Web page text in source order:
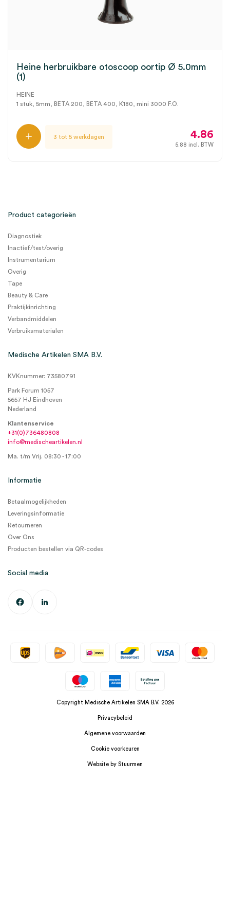
Heine herbruikbare otoscoop oortip Ø 5.0mm
(1)
HEINE
1 stuk, 5mm, BETA 200, BETA 400, K180, mini 3000 F.O.
3 tot 5 werkdagen 4.86
5.88 incl. BTW
Product categorieën
Diagnostiek
Inactief/test/overig
Instrumentarium
Overig
Tape
Beauty & Care
Praktijkinrichting
Verbandmiddelen
Verbruiksmaterialen
Medische Artikelen SMA B.V.
KVKnummer: 73580791
Park Forum 1057
5657 HJ Eindhoven
Nederland
Klantenservice
+31(0)736480808
info@medischeartikelen.nl
Ma. t/m Vrij. 08:30 - 17:00
Informatie
Betaalmogelijkheden
Leveringsinformatie
Retourneren
Over Ons
Producten bestellen via QR-codes
Social media
Copyright Medische Artikelen SMA B.V. 2026
Privacybeleid
Algemene voorwaarden
Cookie voorkeuren
Website by Stuurmen